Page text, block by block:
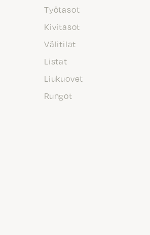
Työtasot
Kivitasot
Välitilat
Listat
Liukuovet
Rungot